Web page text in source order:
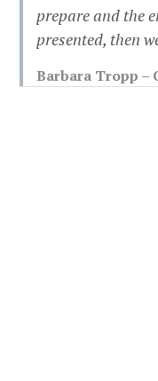
prepare and the
presented, then
Barbara Tropp –